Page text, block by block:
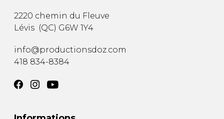
2220 chemin du Fleuve
Lévis (QC) G6W 1Y4
info@productionsdoz.com
418 834-8384